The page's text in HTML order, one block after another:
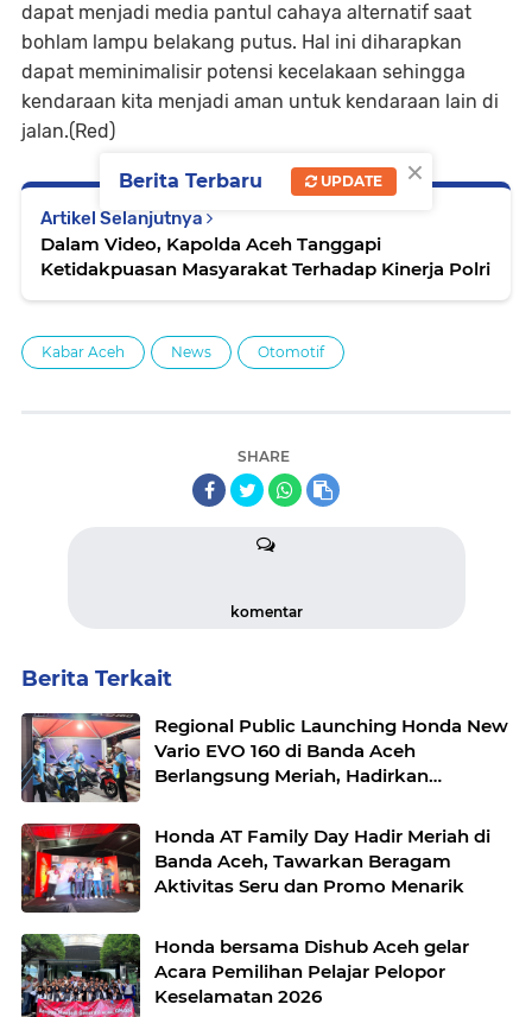
dapat menjadi media pantul cahaya alternatif saat
bohlam lampu belakang putus. Hal ini diharapkan
dapat meminimalisir potensi kecelakaan sehingga
kendaraan kita menjadi aman untuk kendaraan lain di
jalan.(Red)
Artikel Selanjutnya
Dalam Video, Kapolda Aceh Tanggapi
Ketidakpuasan Masyarakat Terhadap Kinerja Polri
Kabar Aceh News Otomotif
SHARE
komentar
Berita Terkait
Regional Public Launching Honda New
Vario EVO 160 di Banda Aceh
Berlangsung Meriah, Hadirkan
Masyarakat
Honda AT Family Day Hadir Meriah di
Banda Aceh, Tawarkan Beragam
Aktivitas Seru dan Promo Menarik
Honda bersama Dishub Aceh gelar
Acara Pemilihan Pelajar Pelopor
Keselamatan 2026
×
Berita Terbaru UPDATE